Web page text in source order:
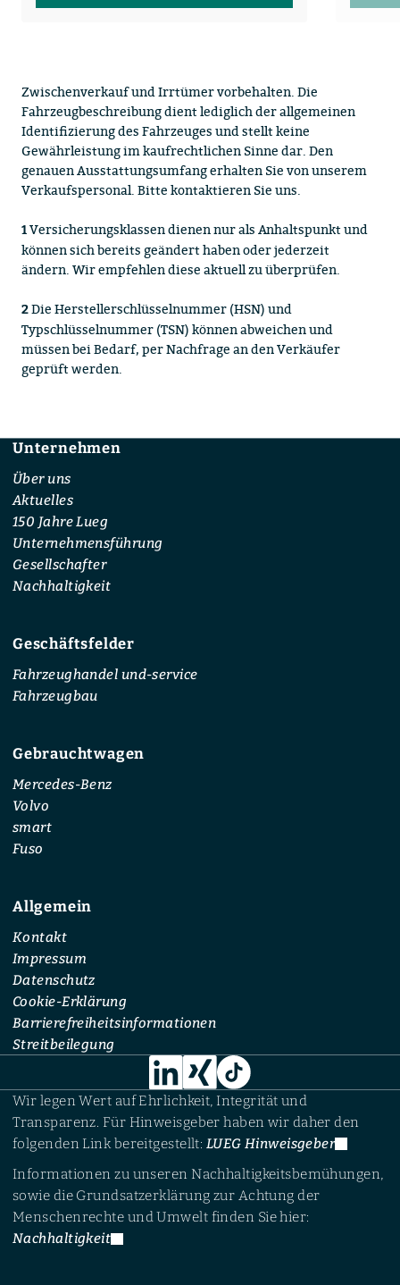
Zwischenverkauf und Irrtümer vorbehalten. Die
Fahrzeugbeschreibung dient lediglich der allgemeinen
Identifizierung des Fahrzeuges und stellt keine
Gewährleistung im kaufrechtlichen Sinne dar. Den
genauen Ausstattungsumfang erhalten Sie von unserem
Verkaufspersonal. Bitte kontaktieren Sie uns.
1Versicherungsklassen dienen nur als Anhaltspunkt und
können sich bereits geändert haben oder jederzeit
ändern. Wir empfehlen diese aktuell zu überprüfen.
2Die Herstellerschlüsselnummer (HSN) und
Typschlüsselnummer (TSN) können abweichen und
müssen bei Bedarf, per Nachfrage an den Verkäufer
geprüft werden.
Footer
Unternehmen
Über uns
Aktuelles
150 Jahre Lueg
Unternehmensführung
Gesellschafter
Nachhaltigkeit
Geschäftsfelder
Fahrzeughandel und-service
Fahrzeugbau
Gebrauchtwagen
Mercedes-Benz
Volvo
smart
Fuso
Allgemein
Kontakt
Impressum
Datenschutz
Cookie-Erklärung
Barrierefreiheitsinformationen
Streitbeilegung
Wir legen Wert auf Ehrlichkeit, Integrität und
Transparenz. Für Hinweisgeber haben wir daher den
folgenden Link bereitgestellt: LUEG Hinweisgeber
Informationen zu unseren Nachhaltigkeitsbemühungen,
sowie die Grundsatzerklärung zur Achtung der
Menschenrechte und Umwelt finden Sie hier:
Nachhaltigkeit